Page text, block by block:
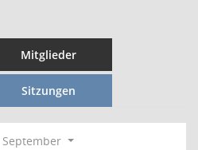
Mitglieder
Sitzungen
September